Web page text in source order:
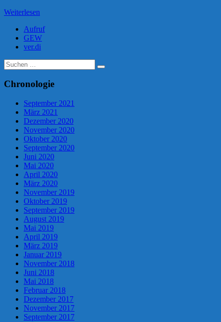
Weiterlesen
Aufruf
GEW
ver.di
Suche
nach:
Chronologie
September 2021
März 2021
Dezember 2020
November 2020
Oktober 2020
September 2020
Juni 2020
Mai 2020
April 2020
März 2020
November 2019
Oktober 2019
September 2019
August 2019
Mai 2019
April 2019
März 2019
Januar 2019
November 2018
Juni 2018
Mai 2018
Februar 2018
Dezember 2017
November 2017
September 2017